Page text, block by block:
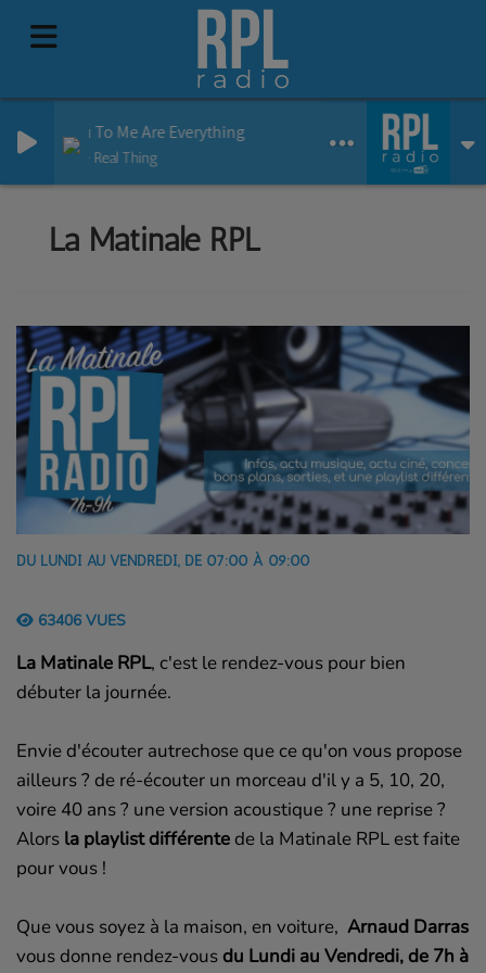
You To Me Are Everything
The Real Thing
La Matinale RPL
DU LUNDI AU VENDREDI, DE 07:00 À 09:00
63406 VUES
La Matinale RPL, c'est le rendez-vous pour bien
débuter la journée.
Envie d'écouter autrechose que ce qu'on vous propose
ailleurs ? de ré-écouter un morceau d'il y a 5, 10, 20,
voire 40 ans ? une version acoustique ? une reprise ?
Alors la playlist différente de la Matinale RPL est faite
pour vous !
Que vous soyez à la maison, en voiture, Arnaud Darras
vous donne rendez-vousdu Lundi au Vendredi, de 7h à